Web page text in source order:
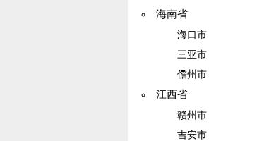
海南省
海口市
三亚市
儋州市
江西省
赣州市
吉安市